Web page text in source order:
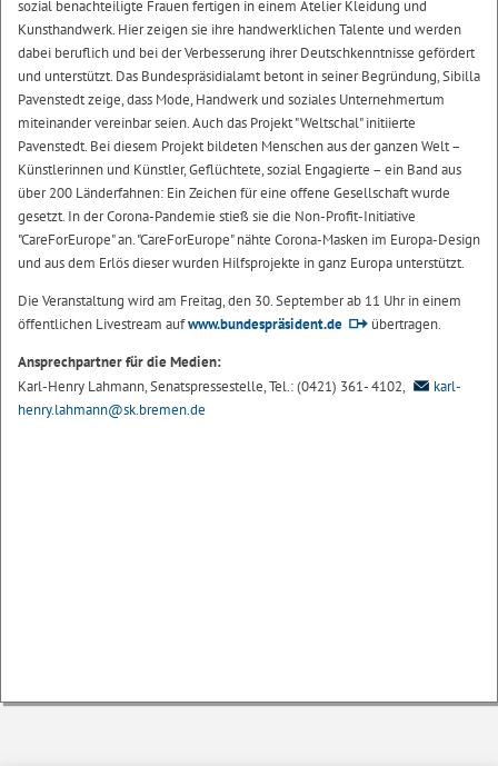
sozial benachteiligte Frauen fertigen in einem Atelier Kleidung und
Kunsthandwerk. Hier zeigen sie ihre handwerklichen Talente und werden
dabei beruflich und bei der Verbesserung ihrer Deutschkenntnisse gefördert
und unterstützt. Das Bundespräsidialamt betont in seiner Begründung, Sibilla
Pavenstedt zeige, dass Mode, Handwerk und soziales Unternehmertum
miteinander vereinbar seien. Auch das Projekt "Weltschal" initiierte
Pavenstedt. Bei diesem Projekt bildeten Menschen aus der ganzen Welt –
Künstlerinnen und Künstler, Geflüchtete, sozial Engagierte – ein Band aus
über 200 Länderfahnen: Ein Zeichen für eine offene Gesellschaft wurde
gesetzt. In der Corona-Pandemie stieß sie die Non-Profit-Initiative
"CareForEurope" an. "CareForEurope" nähte Corona-Masken im Europa-Design
und aus dem Erlös dieser wurden Hilfsprojekte in ganz Europa unterstützt.
Die Veranstaltung wird am Freitag, den 30. September ab 11 Uhr in einem
öffentlichen Livestream aufwww.bundespräsident.de
übertragen.
Ansprechpartner für die Medien:
Karl-Henry Lahmann, Senatspressestelle, Tel.: (0421) 361- 4102,
karl-
henry.lahmann@sk.bremen.de